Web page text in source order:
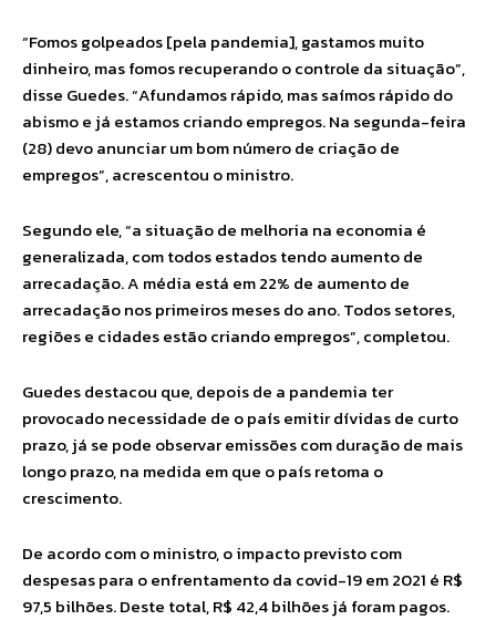
“Fomos golpeados [pela pandemia], gastamos muito
dinheiro, mas fomos recuperando o controle da situação”,
disse Guedes. “Afundamos rápido, mas saímos rápido do
abismo e já estamos criando empregos. Na segunda-feira
(28) devo anunciar um bom número de criação de
empregos”, acrescentou o ministro.
Segundo ele, “a situação de melhoria na economia é
generalizada, com todos estados tendo aumento de
arrecadação. A média está em 22% de aumento de
arrecadação nos primeiros meses do ano. Todos setores,
regiões e cidades estão criando empregos”, completou.
Guedes destacou que, depois de a pandemia ter
provocado necessidade de o país emitir dívidas de curto
prazo, já se pode observar emissões com duração de mais
longo prazo, na medida em que o país retoma o
crescimento.
De acordo com o ministro, o impacto previsto com
despesas para o enfrentamento da covid-19 em 2021 é R$
97,5 bilhões. Deste total, R$ 42,4 bilhões já foram pagos.